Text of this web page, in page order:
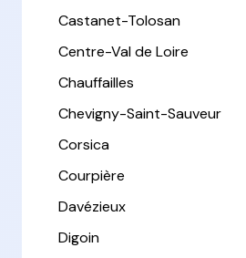
Castanet-Tolosan
Centre-Val de Loire
Chauffailles
Chevigny-Saint-Sauveur
Corsica
Courpière
Davézieux
Digoin